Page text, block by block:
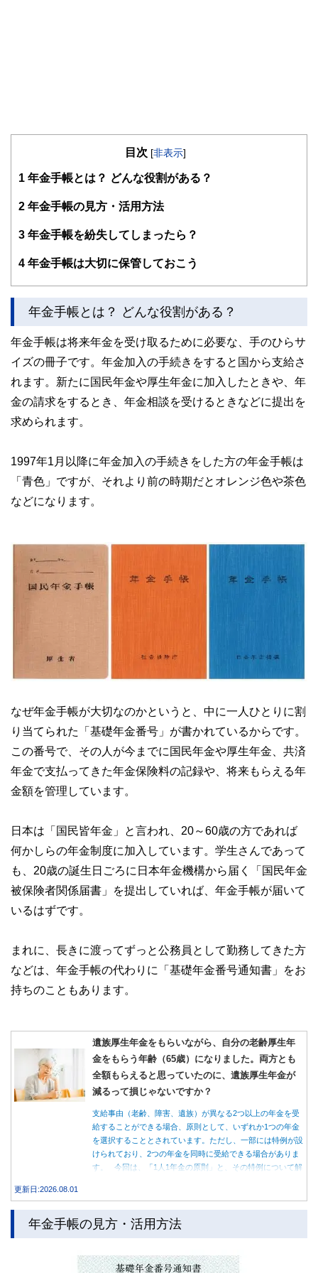
目次 [非表示]
1 年金手帳とは？ どんな役割がある？
2 年金手帳の見方・活用方法
3 年金手帳を紛失してしまったら？
4 年金手帳は大切に保管しておこう
年金手帳とは？ どんな役割がある？
年金手帳は将来年金を受け取るために必要な、手のひらサ
イズの冊子です。年金加入の手続きをすると国から支給さ
れます。新たに国民年金や厚生年金に加入したときや、年
金の請求をするとき、年金相談を受けるときなどに提出を
求められます。
1997年1月以降に年金加入の手続きをした方の年金手帳は
「青色」ですが、それより前の時期だとオレンジ色や茶色
などになります。
なぜ年金手帳が大切なのかというと、中に一人ひとりに割
り当てられた「基礎年金番号」が書かれているからです。
この番号で、その人が今までに国民年金や厚生年金、共済
年金で支払ってきた年金保険料の記録や、将来もらえる年
金額を管理しています。
日本は「国民皆年金」と言われ、20～60歳の方であれば
何かしらの年金制度に加入しています。学生さんであって
も、20歳の誕生日ごろに日本年金機構から届く「国民年金
被保険者関係届書」を提出していれば、年金手帳が届いて
いるはずです。
まれに、長きに渡ってずっと公務員として勤務してきた方
などは、年金手帳の代わりに「基礎年金番号通知書」をお
持ちのこともあります。
遺族厚生年金をもらいながら、自分の老齢厚生年
金をもらう年齢（65歳）になりました。両方とも
全額もらえると思っていたのに、遺族厚生年金が
減るって損じゃないですか？
支給事由（老齢、障害、遺族）が異なる2つ以上の年金を受
給することができる場合、原則として、いずれか1つの年金
を選択することとされています。ただし、一部には特例が設
けられており、2つの年金を同時に受給できる場合がありま
す。 今回は、「1人1年金の原則」と、その特例について解
更新日:2026.08.01
年金手帳の見方・活用方法